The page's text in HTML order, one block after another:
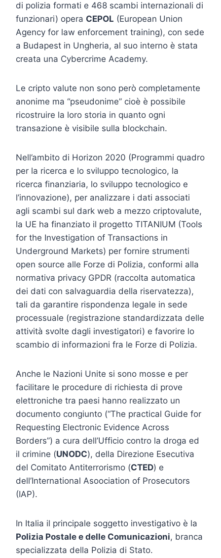
di polizia formati e 468 scambi internazionali di
funzionari) opera CEPOL (European Union
Agency for law enforcement training), con sede
a Budapest in Ungheria, al suo interno è stata
creata una Cybercrime Academy.
Le cripto valute non sono però completamente
anonime ma “pseudonime” cioè è possibile
ricostruire la loro storia in quanto ogni
transazione è visibile sulla blockchain.
Nell’ambito di Horizon 2020 (Programmi quadro
per la ricerca e lo sviluppo tecnologico, la
ricerca finanziaria, lo sviluppo tecnologico e
l’innovazione), per analizzare i dati associati
agli scambi sul dark web a mezzo criptovalute,
la UE ha finanziato il progetto TITANIUM (Tools
for the Investigation of Transactions in
Underground Markets) per fornire strumenti
open source alle Forze di Polizia, conformi alla
normativa privacy GPDR (raccolta automatica
dei dati con salvaguardia della riservatezza),
tali da garantire rispondenza legale in sede
processuale (registrazione standardizzata delle
attività svolte dagli investigatori) e favorire lo
scambio di informazioni fra le Forze di Polizia.
Anche le Nazioni Unite si sono mosse e per
facilitare le procedure di richiesta di prove
elettroniche tra paesi hanno realizzato un
documento congiunto (“The practical Guide for
Requesting Electronic Evidence Across
Borders”) a cura dell’Ufficio contro la droga ed
il crimine (UNODC), della Direzione Esecutiva
del Comitato Antiterrorismo (CTED) e
dell’International Asoociation of Prosecutors
(IAP).
In Italia il principale soggetto investigativo è la
Polizia Postale e delle Comunicazioni, branca
specializzata della Polizia di Stato.